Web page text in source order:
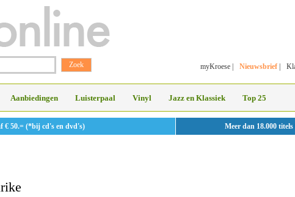
myKroese Nieuwsbrief
Aanbiedingen Luisterpaal Vinyl Jazz en Klassiek Top 25
€ 50.= (*bij cd's en dvd's) Meer dan 18.000